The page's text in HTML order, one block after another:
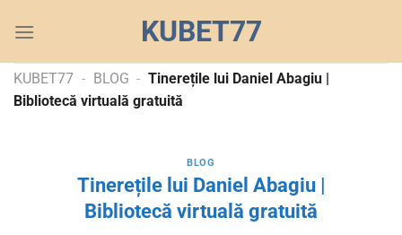
đến
dung
KUBET77
KUBET77 - BLOG - Tinerețile lui Daniel Abagiu |
Bibliotecă virtuală gratuită
BLOG
Tinerețile lui Daniel Abagiu |
Bibliotecă virtuală gratuită